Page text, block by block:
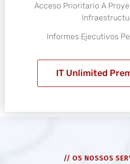
Acceso Prioritario A
Informes Ejecutivos
IT Unlimited
// OS NOSSOS